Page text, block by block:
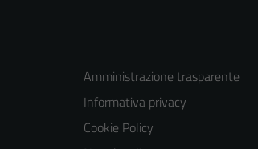
Amministrazione trasparente
Informativa privacy
Cookie Policy